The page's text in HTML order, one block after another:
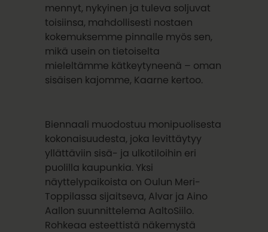
mennyt, nykyinen ja tuleva soljuvat
toisiinsa, mahdollisesti nostaen
kokemuksemme pinnalle myös sen,
mikä usein on tietoiselta
mieleltämme kätkeytyneenä – oman
sisäisen kajomme, Kaarne kertoo.
Biennaali muodostuu monipuolisesta
kokonaisuudesta, joka levittäytyy
yllättäviin sisä- ja ulkotiloihin eri
puolilla kaupunkia. Yksi
näyttelypaikoista on Oulun Meri-
Toppilassa sijaitseva, Alvar ja Aino
Aallon suunnittelema AaltoSiilo.
Rohkeaa esteettistä näkemystä